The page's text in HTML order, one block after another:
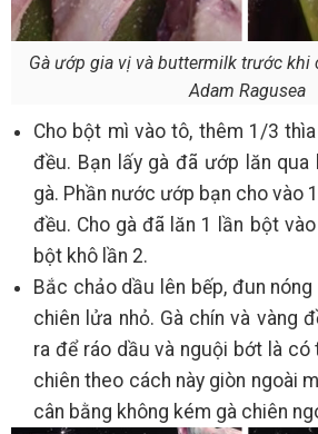
Gà ướp gia vị và buttermilk trước khi
Adam Ragusea
Cho bột mì vào tô, thêm 1/3
đều. Bạn lấy gà đã ướp lăn
gà. Phần nước ướp bạn cho vào
đều. Cho gà đã lăn 1 lần bột
bột khô lần 2.
Bắc chảo dầu lên bếp, đun
chiên lửa nhỏ. Gà chín và vàng
ra để ráo dầu và nguội bớt là có
chiên theo cách này giòn ngoài
cân bằng không kém gà chiên